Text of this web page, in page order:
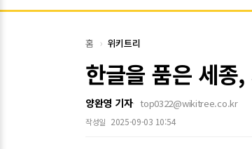
홈 위키트리
한글을 품은 세종
양완영 기자 top0322@wikitree.co.kr
작성일 2025-09-03 10:54